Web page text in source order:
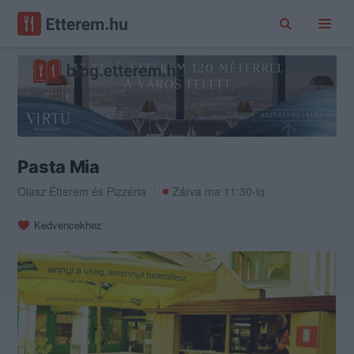
Pasta Mia
Olasz Étterem és Pizzéria Zárva ma 11:30-ig
Kedvencekhez